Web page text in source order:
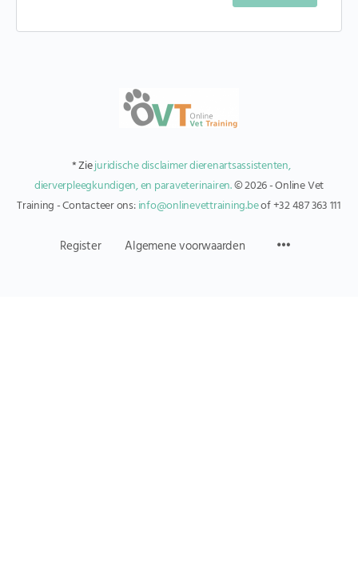
* Ziejuridische disclaimer dierenartsassistenten,
dierverpleegkundigen, en paraveterinairen.© 2026 - Online Vet
Training - Contacteer ons:info@onlinevettraining.beof +32 487 363 111
Register Algemene voorwaarden